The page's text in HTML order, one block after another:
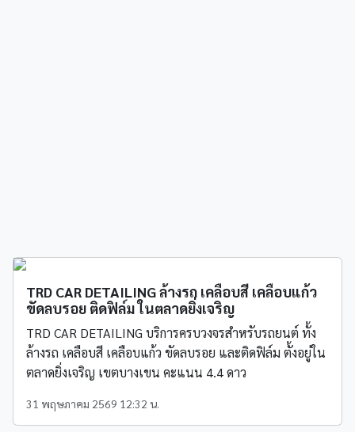
TRD CAR DETAILING ล้างรถ เคลือบสี เคลือบแก้ว
ขัดลบรอย ติดฟิล์ม ในตลาดยิ่งเจริญ
TRD CAR DETAILING บริการครบวงจรสำหรับรถยนต์ ทั้ง
ล้างรถ เคลือบสี เคลือบแก้ว ขัดลบรอย และติดฟิล์ม ตั้งอยู่ใน
ตลาดยิ่งเจริญ เขตบางเขน คะแนน 4.4 ดาว
31 พฤษภาคม 2569 12:32 น.